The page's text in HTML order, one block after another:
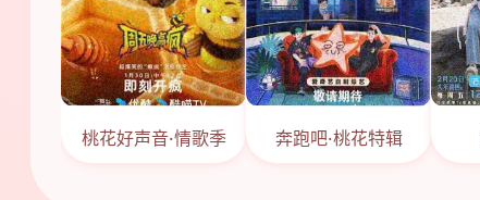
桃花好声音·情歌季 奔跑吧·桃花特辑